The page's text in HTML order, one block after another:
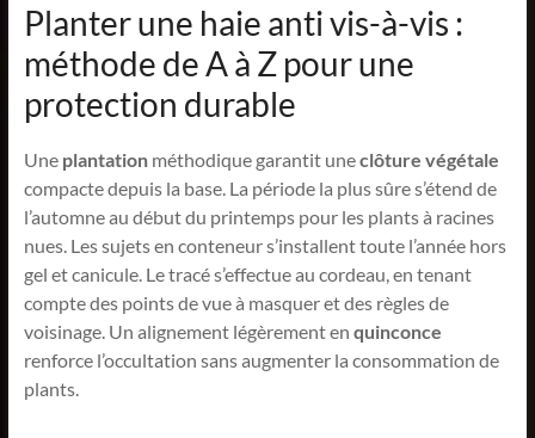
Planter une haie anti vis-à-vis :
méthode de A à Z pour une
protection durable
Une plantationméthodique garantit uneclôture végétale
compacte depuis la base. La période la plus sûre s’étend de
l’automne au début du printemps pour les plants à racines
nues. Les sujets en conteneur s’installent toute l’année hors
gel et canicule. Le tracé s’effectue au cordeau, en tenant
compte des points de vue à masquer et des règles de
voisinage. Un alignement légèrement en quinconce
renforce l’occultation sans augmenter la consommation de
plants.